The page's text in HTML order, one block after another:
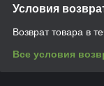
Условия
Возврат товара в
Все условия